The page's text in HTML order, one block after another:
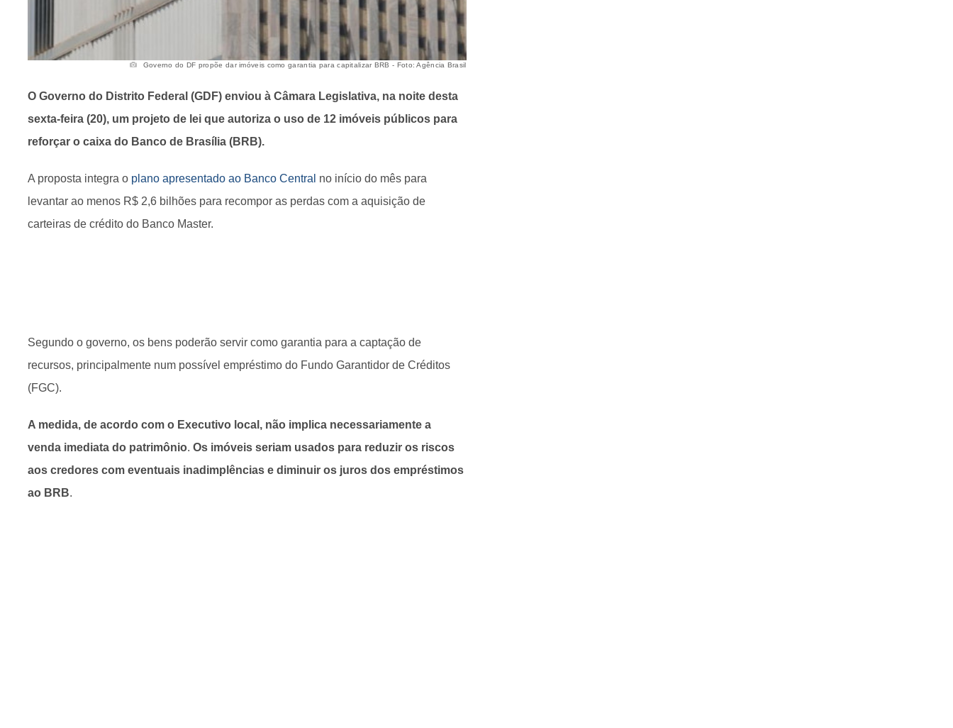
Governo do DF propõe dar imóveis como garantia para capitalizar BRB - Foto: Agência Brasil
O Governo do Distrito Federal (GDF) enviou à Câmara Legislativa, na noite desta
sexta-feira (20), um projeto de lei que autoriza o uso de 12 imóveis públicos para
reforçar o caixa do Banco de Brasília (BRB).
A proposta integra o plano apresentado ao Banco Central no início do mês para
levantar ao menos R$ 2,6 bilhões para recompor as perdas com a aquisição de
carteiras de crédito do Banco Master.
Segundo o governo, os bens poderão servir como garantia para a captação de
recursos, principalmente num possível empréstimo do Fundo Garantidor de Créditos
(FGC).
A medida, de acordo com o Executivo local, não implica necessariamente a
venda imediata do patrimônio. Os imóveis seriam usados para reduzir os riscos
aos credores com eventuais inadimplências e diminuir os juros dos empréstimos
ao BRB.